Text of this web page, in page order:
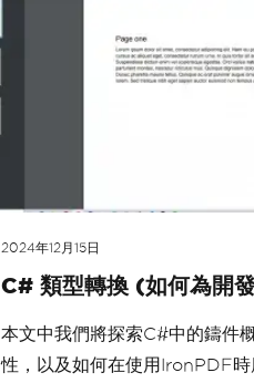
2024年12月15日
C# 類型轉換 (如何為開
本文中我們將探索C#中的鑄件
性，以及如何在使用IronPDF時